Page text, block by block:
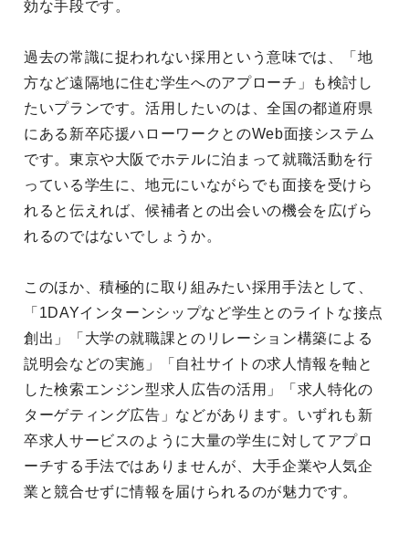
効な手段です。
過去の常識に捉われない採用という意味では、「地
方など遠隔地に住む学生へのアプローチ」も検討し
たいプランです。活用したいのは、全国の都道府県
にある新卒応援ハローワークとのWeb面接システム
です。東京や大阪でホテルに泊まって就職活動を行
っている学生に、地元にいながらでも面接を受けら
れると伝えれば、候補者との出会いの機会を広げら
れるのではないでしょうか。
このほか、積極的に取り組みたい採用手法として、
「1DAYインターンシップなど学生とのライトな接点
創出」「大学の就職課とのリレーション構築による
説明会などの実施」「自社サイトの求人情報を軸と
した検索エンジン型求人広告の活用」「求人特化の
ターゲティング広告」などがあります。いずれも新
卒求人サービスのように大量の学生に対してアプロ
ーチする手法ではありませんが、大手企業や人気企
業と競合せずに情報を届けられるのが魅力です。